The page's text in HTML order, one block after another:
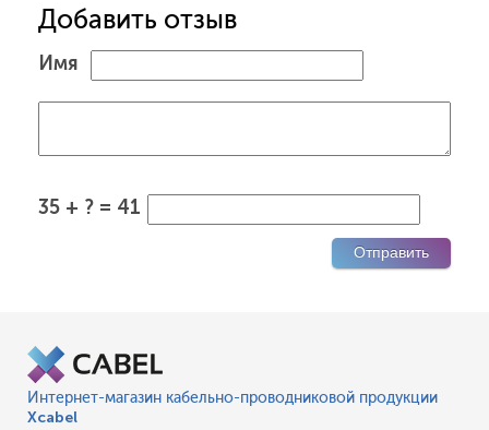
Добавить отзыв
Имя
35 + ? = 41
Интернет-магазин кабельно-проводниковой продукции
Xcabel